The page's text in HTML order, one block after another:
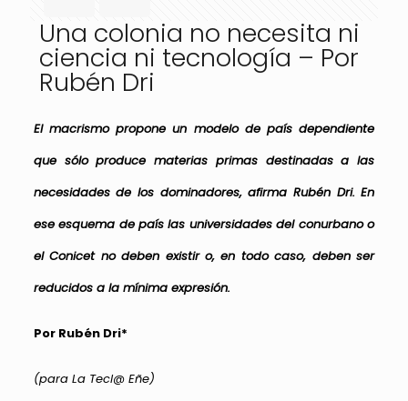
Una colonia no necesita ni
ciencia ni tecnología – Por
Rubén Dri
El macrismo propone un modelo de país dependiente
que sólo produce materias primas destinadas a las
necesidades de los dominadores, afirma Rubén Dri. En
ese esquema de país las universidades del conurbano o
el Conicet no deben existir o, en todo caso, deben ser
reducidos a la mínima expresión.
Por Rubén Dri*
(para La Tecl@ Eñe)